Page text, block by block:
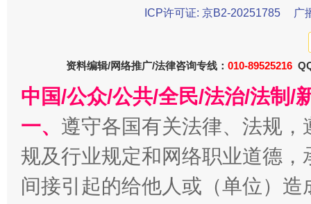
ICP许可证: 京B2-20251785
广
资料编辑/网络推广/法律咨询专线： 010-89525216
中国/公众/公共/全民/法治/法制/
一、 遵守各国有关法律、法规
规及行业规定和网络职业道德
间接引起的给他人或（单位）